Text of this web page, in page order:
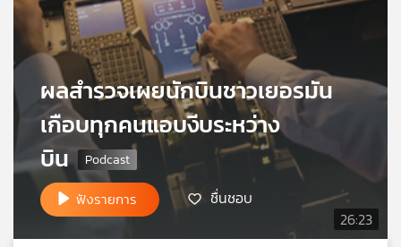
เกี่ยว
กับ
เรา
เครือ
วิทยุ
ไทย
เอส
26:23
ผลสำรวจเผยนักบินชาวเยอรมัน
เกือบทุกคนแอบงีบระหว่าง
บิน
ฟังรายการ ชื่นชอบ